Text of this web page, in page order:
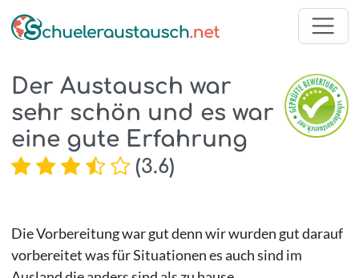
Der Austausch war
sehr schön und es war
eine gute Erfahrung
(3.6)
Die Vorbereitung war gut denn wir wurden gut darauf
vorbereitet was für Situationen es auch sind im